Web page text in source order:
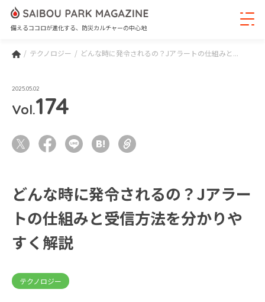
備えるココロが進化する、防災カルチャーの中心地
テクノロジー どんな時に発令されるの？Jアラートの仕組みと...
2025.05.02
Vol.174
どんな時に発令されるの？Jアラー
トの仕組みと受信方法を分かりや
すく解説
テクノロジー